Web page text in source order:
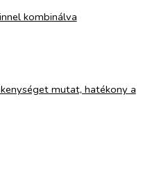
kombinálva
mutat, hatékony a